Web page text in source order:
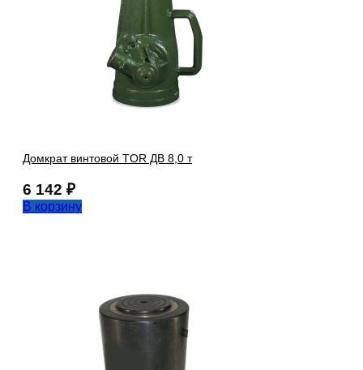
Домкрат винтовой TOR ДВ 8,0 т
6 142 ₽
В корзину